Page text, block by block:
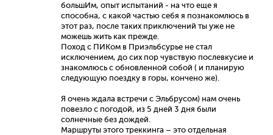
большИм, опыт испытаний - на что еще я
способна, с какой частью себя я познакомлюсь в
этот раз, после таких приключений ты уже не
можешь жить как прежде.
Поход с ПИКом в Приэльбсурье не стал
исключением, до сих пор чувствую послевкусие и
знакомлюсь с обновленной собой ( и планирую
следующую поездку в горы, кончено же).
Я очень ждала встречи с Эльбрусом) нам очень
повезло с погодой, из 5 дней 3 дня были
солнечные без дождей.
Маршруты этого треккинга – это отдельная